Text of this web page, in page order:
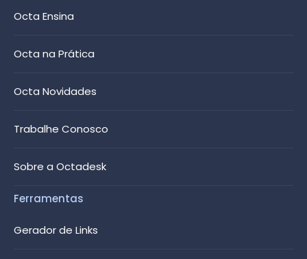
Octa Ensina
Octa na Prática
Octa Novidades
Trabalhe Conosco
Sobre a Octadesk
Ferramentas
Gerador de Links